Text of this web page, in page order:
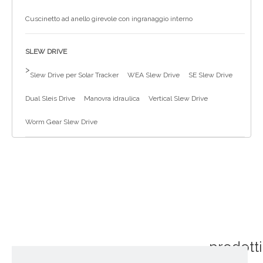
Cuscinetto ad anello girevole con ingranaggio interno
SLEW DRIVE
>
Slew Drive per Solar Tracker WEA Slew Drive SE Slew Drive
Dual Sleis Drive Manovra idraulica Vertical Slew Drive
Worm Gear Slew Drive
prodotti